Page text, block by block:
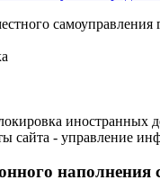
самоуправления
сайта - управление
наполнения